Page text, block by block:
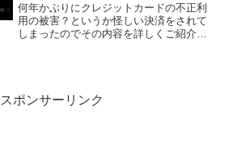
何年かぶりにクレジットカードの不正利
用の被害？というか怪しい決済をされて
しまったのでその内容を詳しくご紹介い
スポンサーリンク